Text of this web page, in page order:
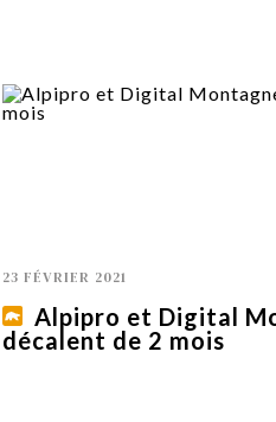
23 FÉVRIER 2021
Alpipro et Digital
décalent de 2 mois